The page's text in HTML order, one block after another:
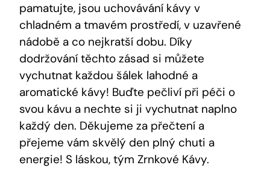
pamatujte, jsou uchovávání kávy v
chladném a tmavém prostředí, v uzavřené
nádobě a co nejkratší dobu. Díky
dodržování těchto zásad si můžete
vychutnat každou šálek lahodné a
aromatické kávy! Buďte pečliví při péči o
svou kávu a nechte si ji vychutnat naplno
každý den. Děkujeme za přečtení a
přejeme vám skvělý den plný chuti a
energie! S láskou, tým Zrnkové Kávy.